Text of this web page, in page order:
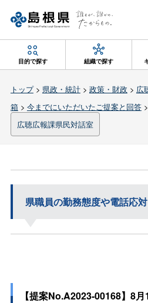
目的で探す 組織で探す
トップ> 県政・統計> 政策・財政 > 広
箱> 今までにいただいたご提案と回答>
広聴広報課県民対話室
県職員の勤務態度や電話応
【提案No.A2023-00168】8